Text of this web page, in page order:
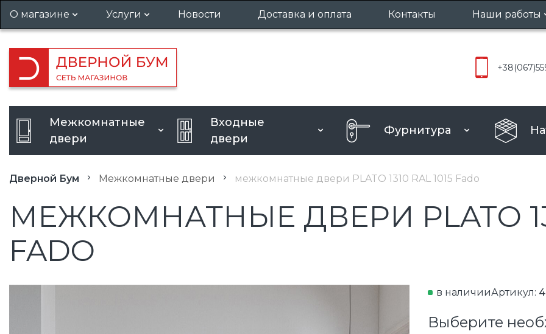
О магазине
Гарантия и возврат
Вакансии
Кредит
Услуги
Установка дверей
Вызов замерщика
Усиление дверного проема
Расширение дверного
Новости Доставка и оплата Контакты Наши работы
Входные
+38(067)
Межкомнатные
двери
Входные
двери
Фурнитура
Дверной Бум Межкомнатные двери межкомнатные двери PLATO 1310 RAL 1015 Fado
МЕЖКОМНАТНЫЕ ДВЕРИ PLATO
FADO
в наличииАртикул:
Выберите